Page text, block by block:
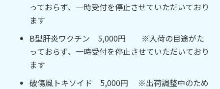
っておらず、一時受付を停止させていただいており
ます
B型肝炎ワクチン 5,000円 ※入荷の目途がた
っておらず、一時受付を停止させていただいており
ます
破傷風トキソイド 5,000円 ※出荷調整中のため